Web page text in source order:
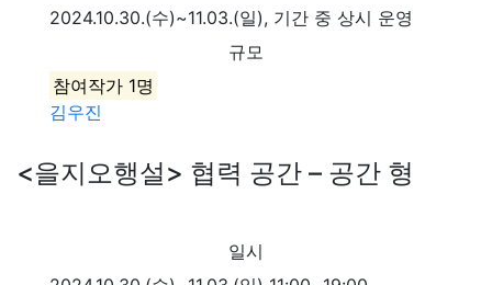
2024.10.30.(수)~11.03.(일), 기간 중 상시 운영
규모
참여작가 1명
김우진
<을지오행설> 협력 공간 – 공간 형
일시